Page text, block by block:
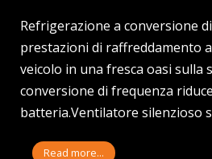
Refrigerazione a conversione
prestazioni di raffreddamento
veicolo in una fresca oasi sulla
conversione di frequenza
batteria.Ventilatore silenzioso
Read more...